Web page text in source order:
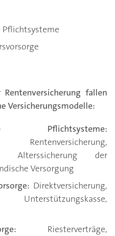
fallen
Versicherungsmodelle:
Pflichtsysteme:
Alterssicherung der
Versorgung
Direktversicherung,
Riesterverträge,